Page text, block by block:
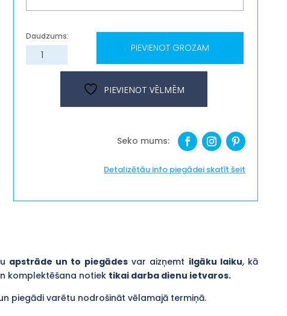
Organiskā
stikla
daudzums
PIEVIENOT GROZAM
PIEVIENOT VĒLMĒM
Detalizētāu info piegādei skatīt šeit
apstrāde un to piegādesvar aizņemt ilgāku laiku, kā
komplektēšana notiek tikai darba dienu ietvaros.
piegādi varētu nodrošināt vēlamajā termiņā.